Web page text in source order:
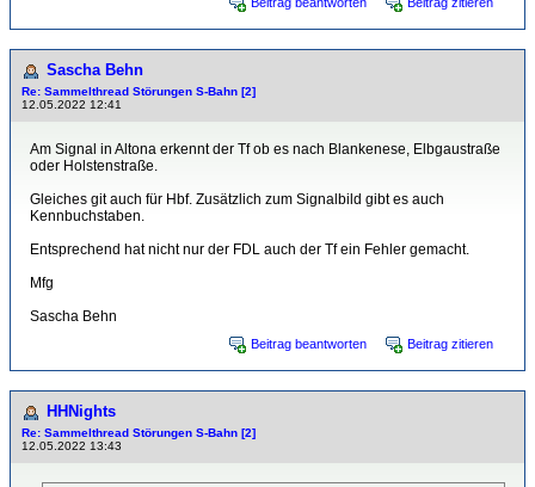
Sascha Behn
Re: Sammelthread Störungen S-Bahn [2]
12.05.2022 12:41
Am Signal in Altona erkennt der Tf ob es nach Blankenese, Elbgaustraße
oder Holstenstraße.
Gleiches git auch für Hbf. Zusätzlich zum Signalbild gibt es auch
Kennbuchstaben.
Entsprechend hat nicht nur der FDL auch der Tf ein Fehler gemacht.
Mfg
Sascha Behn
Beitrag beantworten Beitrag zitieren
HHNights
Re: Sammelthread Störungen S-Bahn [2]
12.05.2022 13:43